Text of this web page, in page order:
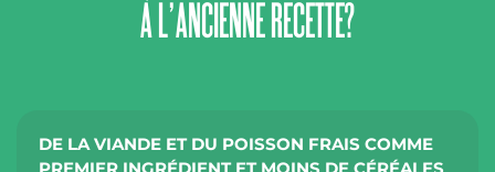
À L’ANCIENNE RECETTE?
DE LA VIANDE ET DU POISSON FRAIS COMME